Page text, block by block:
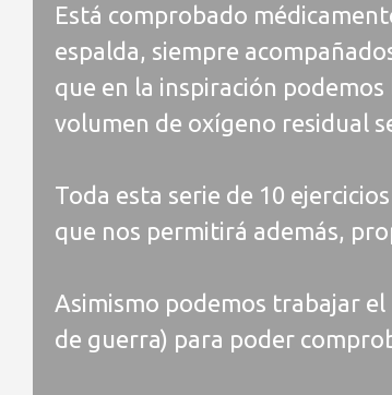
Está comprobado
espalda, siempre
que en la inspiración
volumen de oxígeno residual
Toda esta serie de 10
que nos permitirá además,
Asimismo podemos trabajar el
de guerra) para poder